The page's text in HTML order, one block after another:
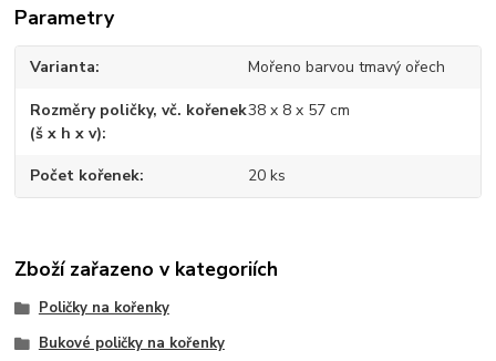
Parametry
Varianta Mořeno barvou tmavý ořech
Rozměry poličky, vč. kořenek
(š x h x v)
38 x 8 x 57 cm
Počet kořenek 20 ks
Zboží zařazeno v kategoriích
Poličky na kořenky
Bukové poličky na kořenky